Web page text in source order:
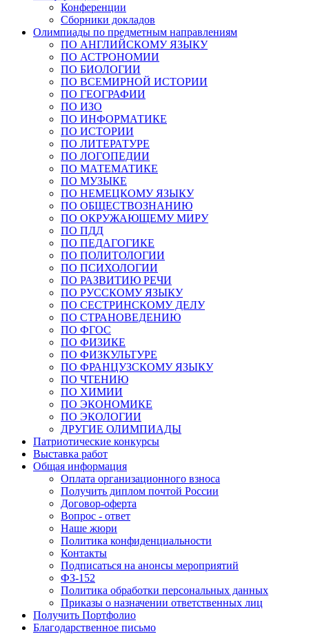
Конференции
Сборники докладов
Олимпиады по предметным направлениям
ПО АНГЛИЙСКОМУ ЯЗЫКУ
ПО АСТРОНОМИИ
ПО БИОЛОГИИ
ПО ВСЕМИРНОЙ ИСТОРИИ
ПО ГЕОГРАФИИ
ПО ИЗО
ПО ИНФОРМАТИКЕ
ПО ИСТОРИИ
ПО ЛИТЕРАТУРЕ
ПО ЛОГОПЕДИИ
ПО МАТЕМАТИКЕ
ПО МУЗЫКЕ
ПО НЕМЕЦКОМУ ЯЗЫКУ
ПО ОБЩЕСТВОЗНАНИЮ
ПО ОКРУЖАЮЩЕМУ МИРУ
ПО ПДД
ПО ПЕДАГОГИКЕ
ПО ПОЛИТОЛОГИИ
ПО ПСИХОЛОГИИ
ПО РАЗВИТИЮ РЕЧИ
ПО РУССКОМУ ЯЗЫКУ
ПО СЕСТРИНСКОМУ ДЕЛУ
ПО СТРАНОВЕДЕНИЮ
ПО ФГОС
ПО ФИЗИКЕ
ПО ФИЗКУЛЬТУРЕ
ПО ФРАНЦУЗСКОМУ ЯЗЫКУ
ПО ЧТЕНИЮ
ПО ХИМИИ
ПО ЭКОНОМИКЕ
ПО ЭКОЛОГИИ
ДРУГИЕ ОЛИМПИАДЫ
Патриотические конкурсы
Выставка работ
Общая информация
Оплата организационного взноса
Получить диплом почтой России
Договор-оферта
Вопрос - ответ
Наше жюри
Политика конфиденциальности
Контакты
Подписаться на анонсы мероприятий
ФЗ-152
Политика обработки персональных данных
Приказы о назначении ответственных лиц
Получить Портфолио
Благодарственное письмо